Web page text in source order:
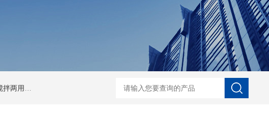
两用机 絮凝反应搅拌机-潜水搅拌机 JBK型框式搅拌器-潜水搅拌